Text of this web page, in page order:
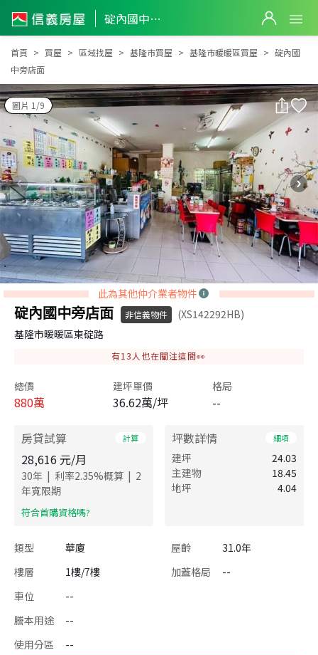
碇內國中旁店面
碇內國中旁店面
首頁 買屋 區域找屋 基隆市買屋 基隆市暖暖區買屋
碇內國
中旁店面
圖片 1/9
此為其他仲介業者物件
碇內國中旁店面 非信義物件
(XS142292HB)
基隆市暖暖區東碇路
有13 人也在關注這間👀
總價
880萬
建坪單價
36.62萬/坪
格局
--
房貸試算 計算
28,616 元/月
30年 | 利率2.35%概算 | 2
年寬限期
​符合首購資格嗎?
坪數詳情 細項
建坪
24.03
主建物
18.45
地坪
4.04
類型 華廈 屋齡
31.0年
樓層
1樓/7樓 加蓋格局
--
車位
--
謄本用途
--
使用分區
--